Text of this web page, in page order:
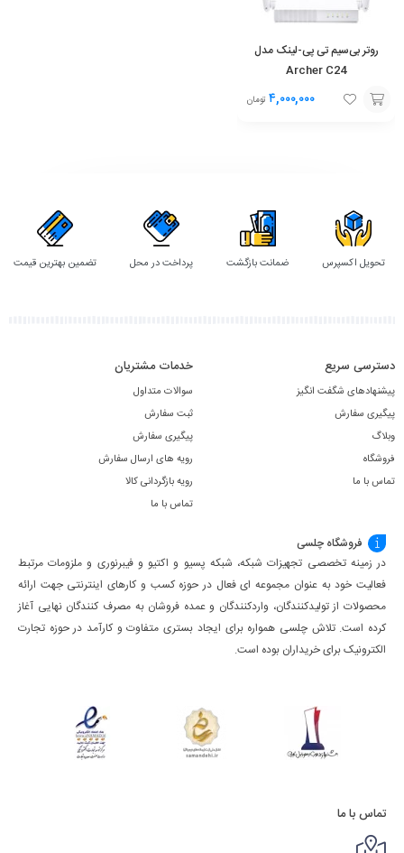
روتر بی‌سیم تی پی-لینک مدل
Archer C24
۴,۰۰۰,۰۰۰ تومان
تحویل اکسپرس ضمانت بازگشت پرداخت در محل تضمین بهترین قیمت
دسترسی سریع
پیشنهادهای شگفت انگیز
پیگیری سفارش
وبلاگ
فروشگاه
تماس با ما
خدمات مشتریان
سوالات متداول
ثبت سفارش
پیگیری سفارش
رویه های ارسال سفارش
رویه بازگردانی کالا
تماس با ما
فروشگاه چلسی
در زمینه تخصصی تجهیزات شبکه، شبکه پسیو و اکتیو و فیبرنوری و ملزومات مرتبط
فعالیت خود به عنوان مجموعه ای فعال در حوزه کسب ‌و کارهای اینترنتی جهت ارائه
محصولات از تولیدکنندگان، واردکنندگان و عمده فروشان به مصرف کنندگان نهایی آغاز
کرده است. تلاش چلسی همواره برای ایجاد بستری متفاوت و کارآمد در حوزه تجارت
الکترونیک برای خریداران بوده است.
تماس با ما